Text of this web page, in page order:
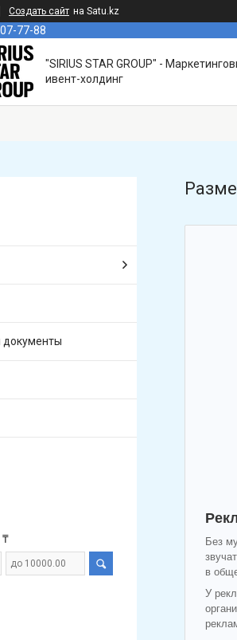
Создать сайт на Satu.kz
77-88
"SIRIUS STAR GROUP" -
ивент-холдинг
Без
в
У
документы
₸